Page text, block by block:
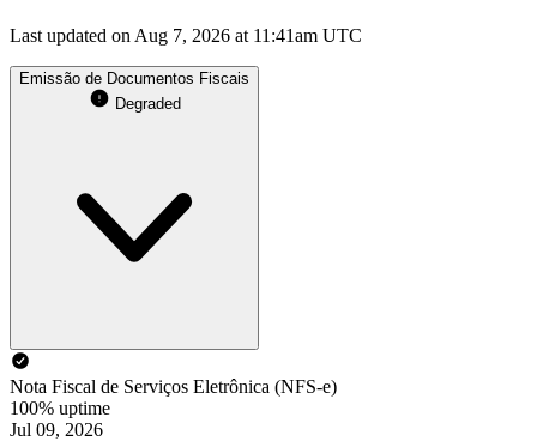
Last updated on Aug 7, 2026 at 11:41am UTC
Emissão de Documentos Fiscais
Degraded
Nota Fiscal de Serviços Eletrônica (NFS-e)
100% uptime
Jul 09, 2026